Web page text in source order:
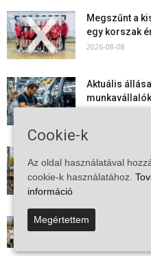
Megszűnt a
egy korszak
2026-08-08
Aktuális
Vitézy
vasútvonalon
Megkezdte a
2026-08-06
Cookie-k
Az oldal használatával
cookie-k használatához.
információ
Megértettem